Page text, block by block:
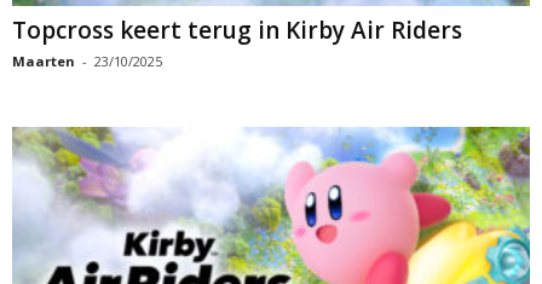
Topcross keert terug in Kirby Air Riders
Maarten - 23/10/2025